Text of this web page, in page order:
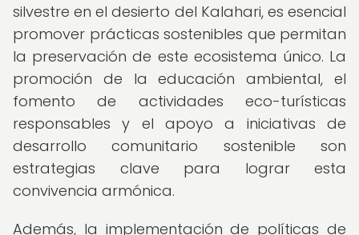
silvestre en el desierto del Kalahari, es esencial
promover prácticas sostenibles que permitan
la preservación de este ecosistema único. La
promoción de la educación ambiental, el
fomento de actividades eco-turísticas
responsables y el apoyo a iniciativas de
desarrollo comunitario sostenible son
estrategias clave para lograr esta
convivencia armónica.
Además, la implementación de políticas de